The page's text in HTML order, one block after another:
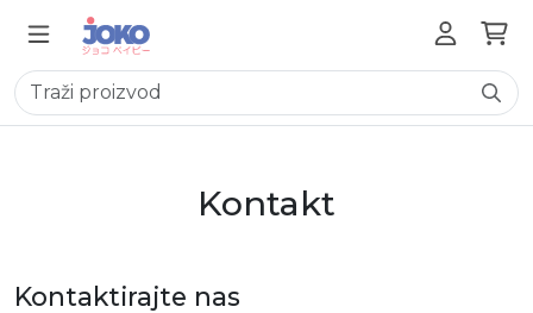
Kontakt
Kontaktirajte nas